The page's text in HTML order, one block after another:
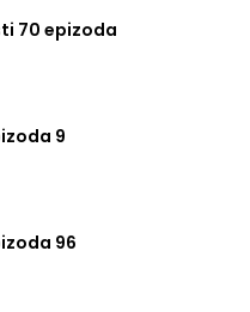
70 epizoda
9
96